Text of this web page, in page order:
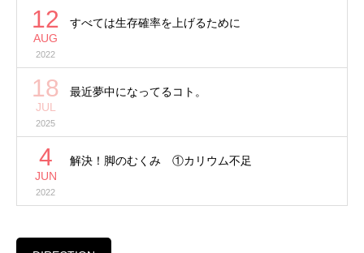
12
AUG
2022
すべては生存確率を上げるために
18
JUL
2025
最近夢中になってるコト。
4
JUN
2022
解決！脚のむくみ ①カリウム不足